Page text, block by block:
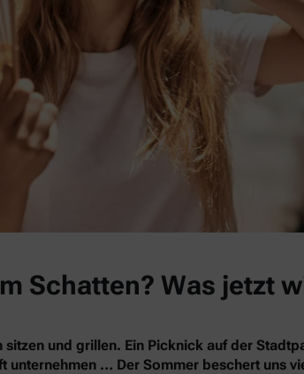
Schatten? Was jetzt
und grillen. Ein Picknick auf der
… Der Sommer beschert uns